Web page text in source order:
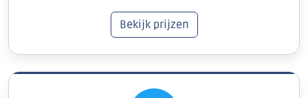
Bekijk prijzen